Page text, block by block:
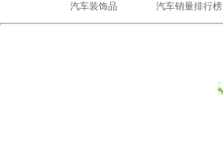
汽车装饰品
汽车销量排行榜